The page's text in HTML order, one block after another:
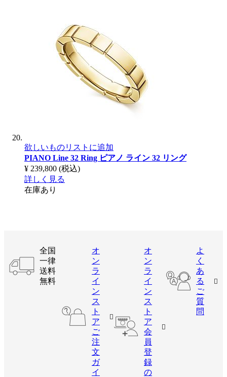
欲しいものリストに追加
PIANO Line 32 Ring ピアノ ライン 32 リング
¥ 239,800 (税込)
詳しく見る
在庫あり
全国
一律
送料
無料
オ
ン
ラ
イ
ン
ス
ト
ア
ご
注
文
ガ
イ
オ
ン
ラ
イ
ン
ス
ト
ア
会
員
登
録
の
よ
く
あ
る
ご
質
問